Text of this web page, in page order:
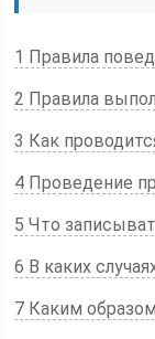
1 Правила
2 Правила
3 Как
4 Проведение
5 Что
6 В каких
7 Каким